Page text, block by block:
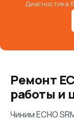
Диагностика
Ремонт
работы и
Чиним ECHO